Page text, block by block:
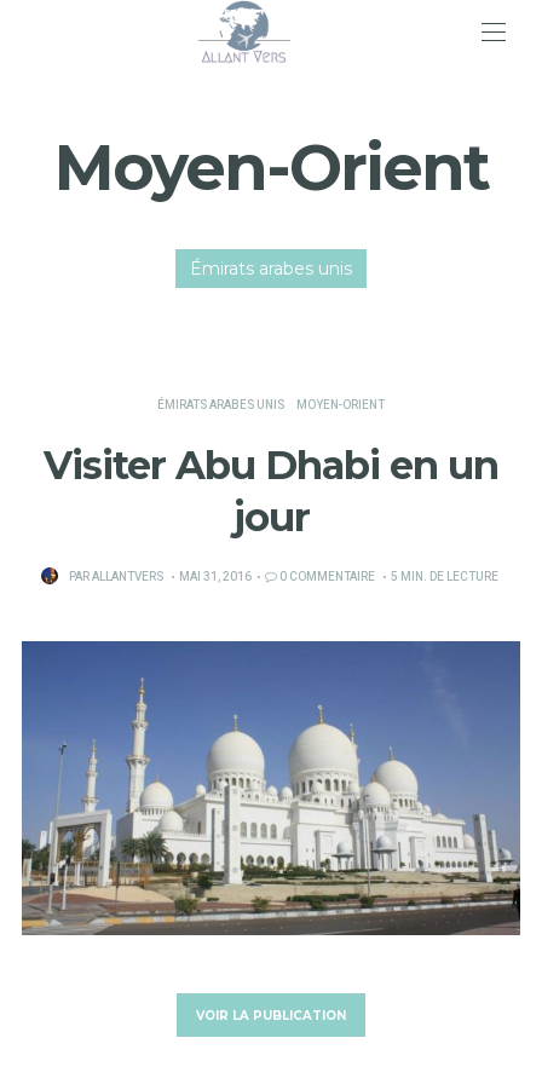
Moyen-Orient
Émirats arabes unis
ÉMIRATS ARABES UNIS MOYEN-ORIENT
Visiter Abu Dhabi en un
jour
PARALLANTVERS
PUBLIÉ
MAI 31, 2016 0 COMMENTAIRE 5 MIN. DE LECTURE
VOIR LA PUBLICATION